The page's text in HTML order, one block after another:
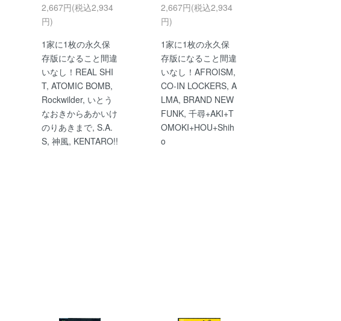
2,667円(税込2,934
円)
1家に1枚の永久保
存版になること間違
いなし！REAL SHI
T, ATOMIC BOMB,
Rockwilder, いとう
なおきからあかいけ
のりあきまで, S.A.
S, 神風, KENTARO!!
2,667円(税込2,934
円)
1家に1枚の永久保
存版になること間違
いなし！AFROISM,
CO-IN LOCKERS, A
LMA, BRAND NEW
FUNK, 千尋+AKI+T
OMOKI+HOU+Shih
o